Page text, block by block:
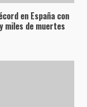
en España con
miles de muertes